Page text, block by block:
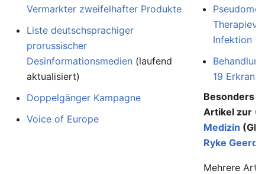
Vermarkter zweifelhafter Produkte
Liste deutschsprachiger
prorussischer
Desinformationsmedien (laufend
aktualisiert)
Doppelgänger Kampagne
Voice of Europe
Infektion
19
Besonders
Artikel zur
Medizin
Ryke Geerd
Mehrere